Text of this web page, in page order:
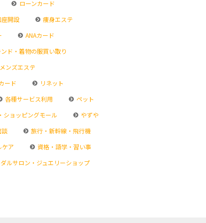
ローンカード
開設
痩身エステ
ANAカード
ド・着物の服買い取り
メンズエステ
ード
リネット
各種サービス利用
ペット
ショッピングモール
やずや
旅行・新幹線・飛行機
ケア
資格・語学・習い事
ルサロン・ジュエリーショップ